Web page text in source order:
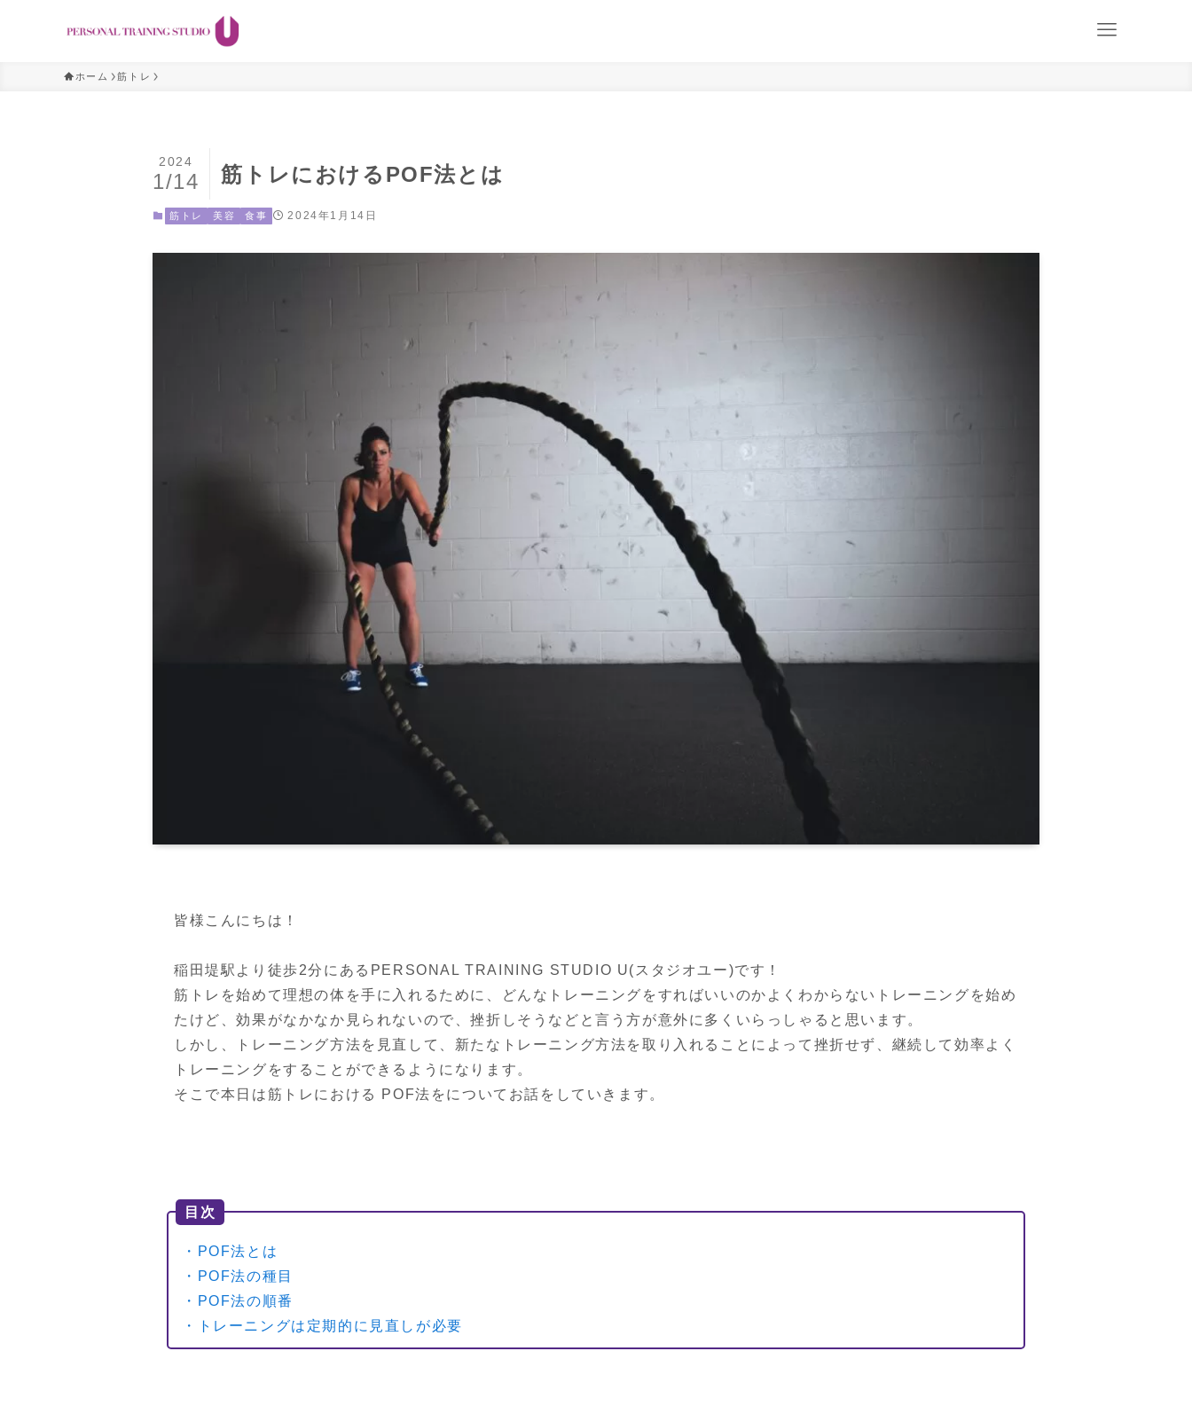
ホーム 筋トレ
筋トレにおけるPOF法とは
2024
1/14
筋トレ 美容 食事 2024年1月14日
皆様こんにちは！
稲田堤駅より徒歩2分にあるPERSONAL TRAINING STUDIO U(スタジオユー)です！
筋トレを始めて理想の体を手に入れるために、どんなトレーニングをすればいいのかよくわからないトレーニングを始め
たけど、効果がなかなか見られないので、挫折しそうなどと言う方が意外に多くいらっしゃると思います。
しかし、トレーニング方法を見直して、新たなトレーニング方法を取り入れることによって挫折せず、継続して効率よく
トレーニングをすることができるようになります。
そこで本日は筋トレにおける POF法をについてお話をしていきます。
目次
・POF法とは
・POF法の種目
・POF法の順番
・トレーニングは定期的に見直しが必要